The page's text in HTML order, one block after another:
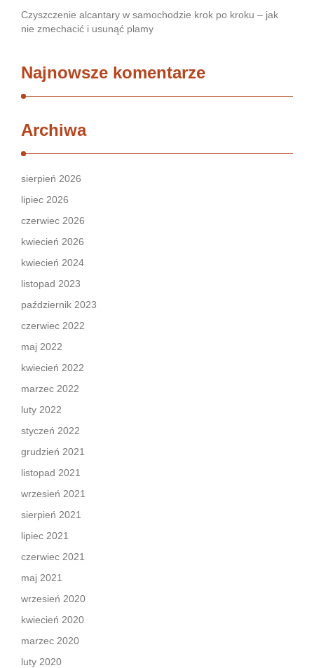
Czyszczenie alcantary w samochodzie krok po kroku – jak
nie zmechacić i usunąć plamy
Najnowsze komentarze
Archiwa
sierpień 2026
lipiec 2026
czerwiec 2026
kwiecień 2026
kwiecień 2024
listopad 2023
październik 2023
czerwiec 2022
maj 2022
kwiecień 2022
marzec 2022
luty 2022
styczeń 2022
grudzień 2021
listopad 2021
wrzesień 2021
sierpień 2021
lipiec 2021
czerwiec 2021
maj 2021
wrzesień 2020
kwiecień 2020
marzec 2020
luty 2020